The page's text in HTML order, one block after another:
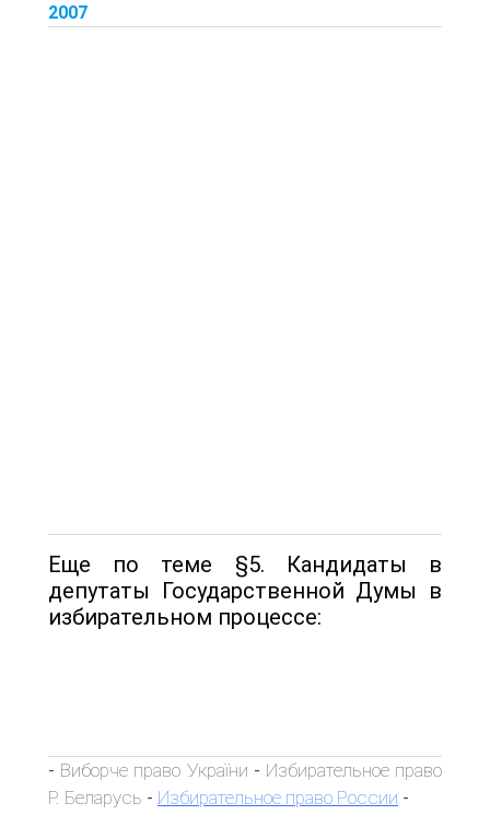
2007
Еще по теме §5. Кандидаты в
депутаты Государственной Думы в
избирательном процессе:
- Виборче право України - Избирательное право
Р. Беларусь - Избирательное право России -